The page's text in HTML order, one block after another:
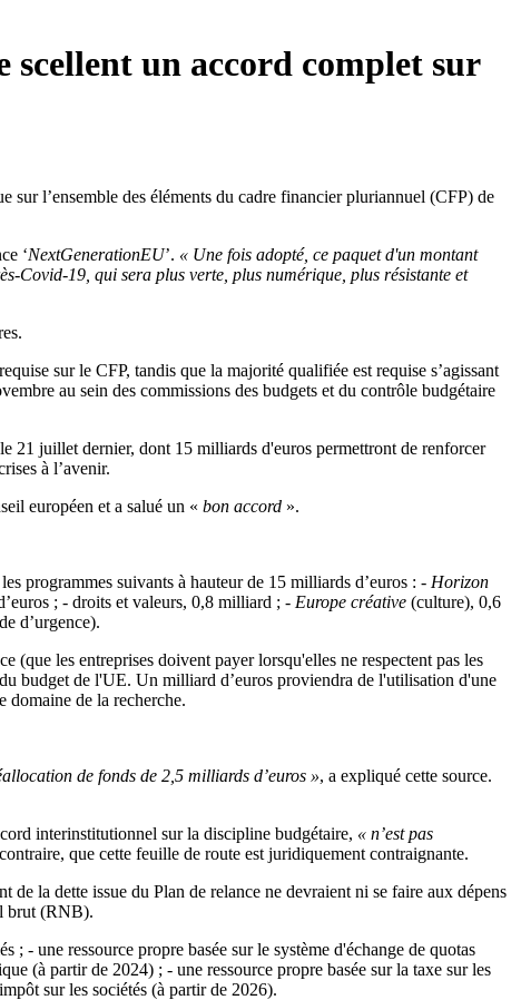
scellent un accord complet sur
l’ensemble des éléments du cadre financier pluriannuel (CFP) de
‘NextGenerationEU’. « Une fois adopté, ce paquet d'un montant
Covid-19, qui sera plus verte, plus numérique, plus résistante et
sur le CFP, tandis que la majorité qualifiée est requise s’agissant
au sein des commissions des budgets et du contrôle budgétaire
21 juillet dernier, dont 15 milliards d'euros permettront de renforcer
à l’avenir.
européen et a salué un « bon accord ».
programmes suivants à hauteur de 15 milliards d’euros : - Horizon
; - droits et valeurs, 0,8 milliard ; - Europe créative (culture), 0,6
d’urgence).
(que les entreprises doivent payer lorsqu'elles ne respectent pas les
budget de l'UE. Un milliard d’euros proviendra de l'utilisation d'une
domaine de la recherche.
de fonds de 2,5 milliards d’euros », a expliqué cette source.
interinstitutionnel sur la discipline budgétaire, « n’est pas
que cette feuille de route est juridiquement contraignante.
de la dette issue du Plan de relance ne devraient ni se faire aux dépens
brut (RNB).
- une ressource propre basée sur le système d'échange de quotas
(à partir de 2024) ; - une ressource propre basée sur la taxe sur les
sur les sociétés (à partir de 2026).